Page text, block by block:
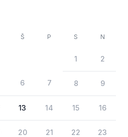
Š P S N
1 2
6 7 8 9
13 14 15 16
20 21 22 23